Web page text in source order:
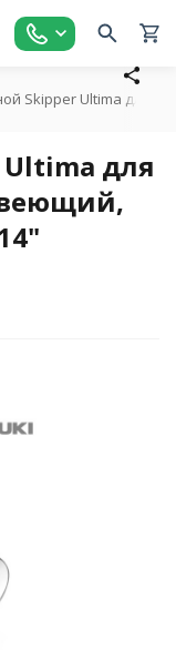
Skipper Ultima для
для